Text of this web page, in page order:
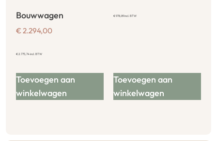
Bouwwagen
€ 2.294,00
€2.775,74incl. BTW
Toevoegen aan
winkelwagen
€978,89incl. BTW
Toevoegen aan
winkelwagen